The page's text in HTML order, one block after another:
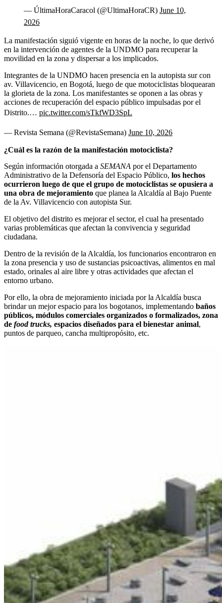
— ÚltimaHoraCaracol (@UltimaHoraCR) June 10,
2026
La manifestación siguió vigente en horas de la noche, lo que derivó
en la intervención de agentes de la UNDMO para recuperar la
movilidad en la zona y dispersar a los implicados.
Integrantes de la UNDMO hacen presencia en la autopista sur con
av. Villavicencio, en Bogotá, luego de que motociclistas bloquearan
la glorieta de la zona. Los manifestantes se oponen a las obras y
acciones de recuperación del espacio público impulsadas por el
Distrito.… pic.twitter.com/sTkfWD3SpL
— Revista Semana (@RevistaSemana) June 10, 2026
¿Cuál es la razón de la manifestación motociclista?
Según información otorgada a SEMANA por el Departamento
Administrativo de la Defensoría del Espacio Público, los hechos
ocurrieron luego de que el grupo de motociclistas se opusiera a
una obra de mejoramiento que planea la Alcaldía al Bajo Puente
de la Av. Villavicencio con autopista Sur.
El objetivo del distrito es mejorar el sector, el cual ha presentado
varias problemáticas que afectan la convivencia y seguridad
ciudadana.
Dentro de la revisión de la Alcaldía, los funcionarios encontraron en
la zona presencia y uso de sustancias psicoactivas, alimentos en mal
estado, orinales al aire libre y otras actividades que afectan el
entorno urbano.
Por ello, la obra de mejoramiento iniciada por la Alcaldía busca
brindar un mejor espacio para los bogotanos, implementando baños
públicos, módulos comerciales organizados o formalizados, zona
de food trucks, espacios diseñados para el bienestar animal,
puntos de parqueo, cancha multipropósito, etc.